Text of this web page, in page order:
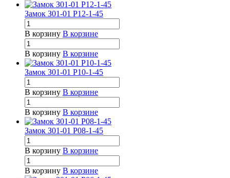
Замок З01-01 Р12-1-45
В корзину В корзине
В корзину В корзине
Замок З01-01 Р10-1-45
В корзину В корзине
В корзину В корзине
Замок З01-01 Р08-1-45
В корзину В корзине
В корзину В корзине